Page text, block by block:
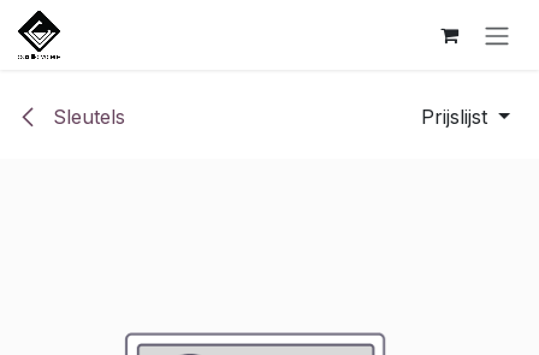
Overslaan naar inhoud
Sleutels Prijslijst